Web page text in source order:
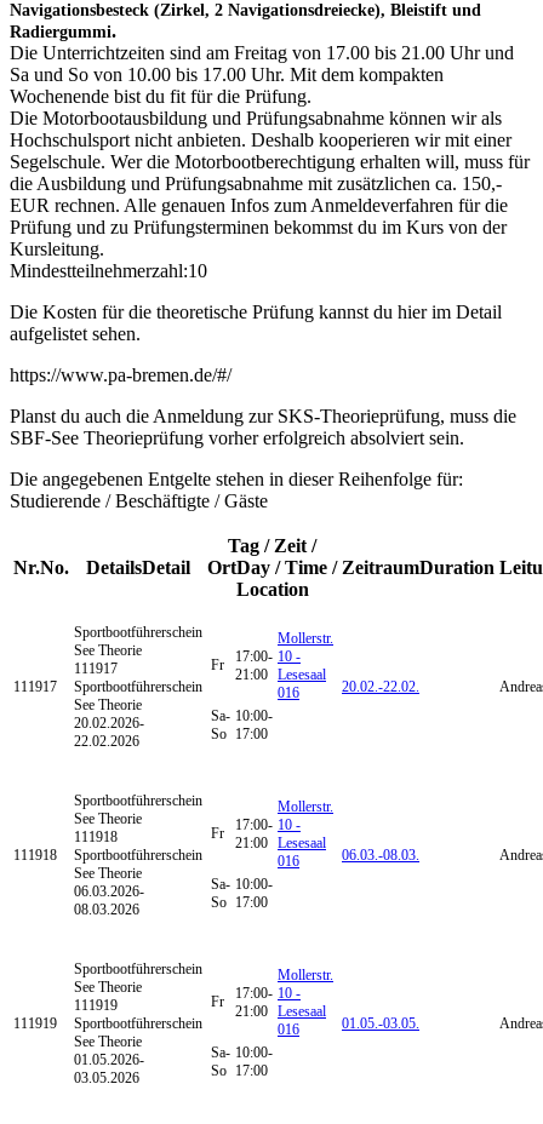
Navigationsbesteck (Zirkel, 2 Navigationsdreiecke), Bleistift und
Radiergummi.
Die Unterrichtzeiten sind am Freitag von 17.00 bis 21.00 Uhr und
Sa und So von 10.00 bis 17.00 Uhr. Mit dem kompakten
Wochenende bist du fit für die Prüfung.
Die Motorbootausbildung und Prüfungsabnahme können wir als
Hochschulsport nicht anbieten. Deshalb kooperieren wir mit einer
Segelschule. Wer die Motorbootberechtigung erhalten will, muss für
die Ausbildung und Prüfungsabnahme mit zusätzlichen ca. 150,-
EUR rechnen. Alle genauen Infos zum Anmeldeverfahren für die
Prüfung und zu Prüfungsterminen bekommst du im Kurs von der
Kursleitung.
Mindestteilnehmerzahl:10
Die Kosten für die theoretische Prüfung kannst du hier im Detail
aufgelistet sehen.
https://www.pa-bremen.de/#/
Planst du auch die Anmeldung zur SKS-Theorieprüfung, muss die
SBF-See Theorieprüfung vorher erfolgreich absolviert sein.
Die angegebenen Entgelte stehen in dieser Reihenfolge für:
Studierende / Beschäftigte / Gäste
Nr.No. DetailsDetail
Tag / Zeit /
OrtDay / Time /
Location
ZeitraumDuration
111917
Sportbootführerschein
See Theorie
111917
Sportbootführerschein
See Theorie
20.02.2026-
22.02.2026
Fr
17:00-
21:00
Mollerstr.
10 -
Lesesaal
016
Sa-
So
10:00-
17:00
20.02.-22.02.
111918
Sportbootführerschein
See Theorie
111918
Sportbootführerschein
See Theorie
06.03.2026-
08.03.2026
Fr
17:00-
21:00
Mollerstr.
10 -
Lesesaal
016
Sa-
So
10:00-
17:00
06.03.-08.03.
111919
Sportbootführerschein
See Theorie
111919
Sportbootführerschein
See Theorie
01.05.2026-
03.05.2026
Fr
17:00-
21:00
Mollerstr.
10 -
Lesesaal
016
Sa-
So
10:00-
17:00
01.05.-03.05.